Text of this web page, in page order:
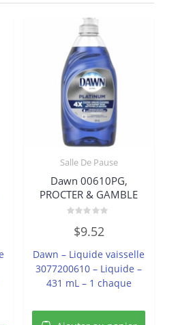
Salle De Pause
Dawn 00610PG,
PROCTER & GAMBLE
sur
$9.52
Dawn – Liquide vaisselle
3077200610 – Liquide –
431 mL – 1 chaque